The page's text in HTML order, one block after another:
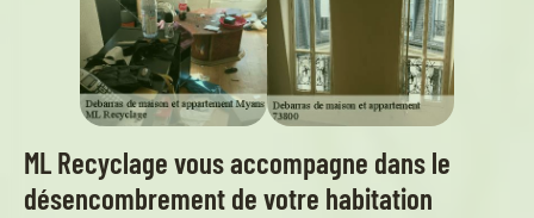
ML Recyclage vous accompagne dans le
désencombrement de votre habitation